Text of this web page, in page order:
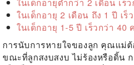
ในเด็กอายุ 2 เดือน ถึง 1 ปี เร็
ในเด็กอายุ 1-5 ปี เร็วกว่า 40
การนับการหายใจของลูก คุณแม่
ขณะที่ลูกสงบสงบ ไม่ร้องหรือดิ้น